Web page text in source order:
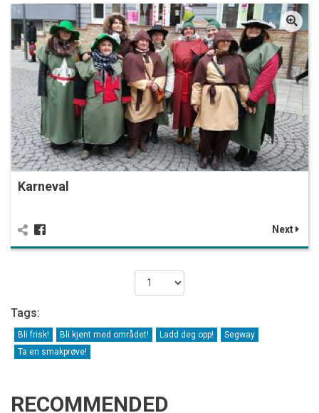
Karneval
Next
Tags:
Bli frisk! Bli kjent med området! Ladd deg opp!
Segway
Ta en smakprøve!
RECOMMENDED